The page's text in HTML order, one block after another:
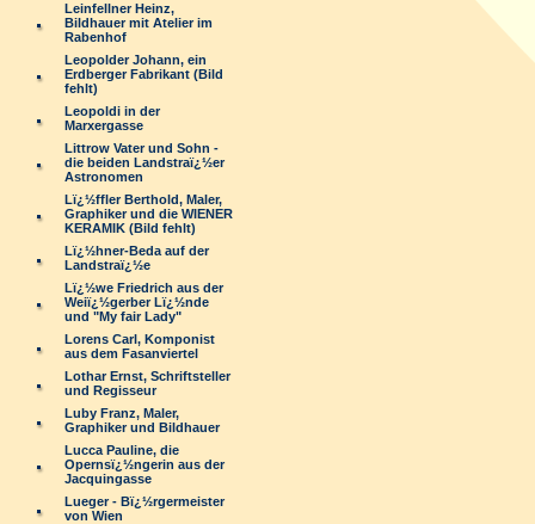
Leinfellner Heinz,
Bildhauer mit Atelier im
Rabenhof
Leopolder Johann, ein
Erdberger Fabrikant (Bild
fehlt)
Leopoldi in der
Marxergasse
Littrow Vater und Sohn -
die beiden Landstraï¿½er
Astronomen
Lï¿½ffler Berthold, Maler,
Graphiker und die WIENER
KERAMIK (Bild fehlt)
Lï¿½hner-Beda auf der
Landstraï¿½e
Lï¿½we Friedrich aus der
Weiï¿½gerber Lï¿½nde
und "My fair Lady"
Lorens Carl, Komponist
aus dem Fasanviertel
Lothar Ernst, Schriftsteller
und Regisseur
Luby Franz, Maler,
Graphiker und Bildhauer
Lucca Pauline, die
Opernsï¿½ngerin aus der
Jacquingasse
Lueger - Bï¿½rgermeister
von Wien